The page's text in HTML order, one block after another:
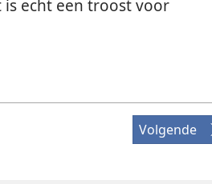
echt een troost voor
Volgende